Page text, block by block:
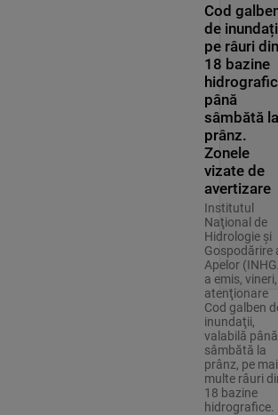
Cod
de
pe râuri din
18 bazine
până
sâmbătă la
prânz.
Zonele
vizate de
avertizare
Institutul
Naţional de
Hidrologie şi
Gospodărire
Apelor
a emis,
atenţionare
Cod galben
inundaţii,
valabilă până
sâmbătă la
prânz, pe mai
multe râuri
18 bazine
hidrografice.